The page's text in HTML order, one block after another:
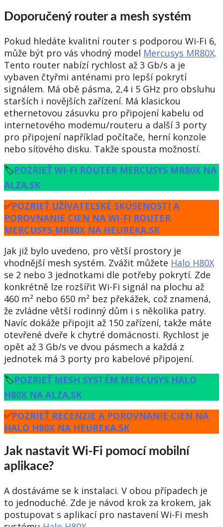
Doporučený router a mesh systém
Pokud hledáte kvalitní router s podporou Wi-Fi 6,
může být pro vás vhodný model Mercusys MR80X.
Tento router nabízí rychlost až 3 Gb/s a je
vybaven čtyřmi anténami pro lepší pokrytí
signálem. Má obě pásma, 2,4 i 5 GHz pro obsluhu
starších i novějších zařízení. Má klasickou
ethernetovou zásuvku pro připojení kabelu od
internetového modemu/routeru a další 3 porty
pro připojení například počítače, herní konzole
nebo síťového disku. Takže spousta možností.
🏷POZRIEŤ WI-FI ROUTER MERCUSYS MR80X NA
ALZA.SK
️✅️POZRIEŤ UŽÍVATEĽSKÉ SKÚSENOSTI A
POROVNANIE CIEN NA WI-FI ROUTER
MERCUSYS MR80X NA HEUREKA.SK
Jak již bylo uvedeno, pro větší prostory je
vhodnější mesh systém. Zvážit můžete Halo H80X
se 2 nebo 3 jednotkami dle potřeby pokrytí. Zde
konkrétně lze rozšířit Wi-Fi signál na plochu až
460 m² nebo 650 m² bez překážek, což znamená,
že zvládne větší rodinný dům i s několika patry.
Navíc dokáže připojit až 150 zařízení, takže máte
otevřené dveře k chytré domácnosti. Rychlost je
opět až 3 Gb/s ve dvou pásmech a každá z
jednotek má 3 porty pro kabelové připojení.
🏷POZRIEŤ MESH SYSTÉM MERCUSYS HALO
H80X NA ALZA.SK
✅️POZRIEŤ RECENZIE A POROVNANIE CIEN NA
HALO H80X NA HEUREKA.SK
Jak nastavit Wi-Fi pomocí mobilní
aplikace?
A dostáváme se k instalaci. V obou případech je
to jednoduché. Zde je návod krok za krokem, jak
postupovat s aplikací pro nastavení Wi-Fi mesh